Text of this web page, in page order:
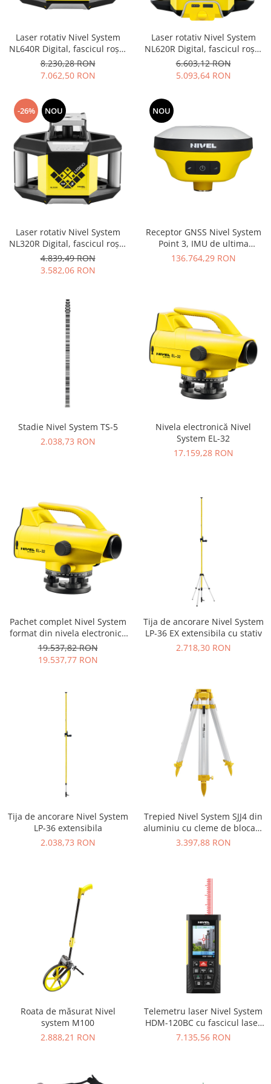
Accesorii
GNSS
Laser rotativ Nivel System
NL640R Digital, fascicul roșu,
operare cu un plan orizontal,
raza de actiune 600 m
8.230,28 RON
7.062,50 RON
Laser rotativ Nivel System
NL620R Digital, fascicul roșu,
planuri H/V, rază de lucru 600
m
6.603,12 RON
5.093,64 RON
-26% NOU
Laser rotativ Nivel System
NL320R Digital, fascicul roșu,
operare cu un plan orizontal,
raza de actiune 500 m
4.839,49 RON
3.582,06 RON
NOU
Receptor GNSS Nivel System
Point 3, IMU de ultima
generatie, 1408 canale GNSS,
136.764,29 RON
Stadie Nivel System TS-5
2.038,73 RON
Nivela electronică Nivel
System EL-32
17.159,28 RON
Pachet complet Nivel System
format din nivela electronică
EL-32, Trepied SJJ1 și Stadie
TS-5 TS-5
19.537,82 RON
19.537,77 RON
Tija de ancorare Nivel System
LP-36 EX extensibila cu stativ
2.718,30 RON
Tija de ancorare Nivel System
LP-36 extensibila
2.038,73 RON
Trepied Nivel System SJJ4 din
aluminiu cu cleme de blocare
și baza de prindere plată
3.397,88 RON
Roata de măsurat Nivel
system M100
2.888,21 RON
Telemetru laser Nivel System
HDM-120BC cu fascicul laser
roșu
7.135,56 RON